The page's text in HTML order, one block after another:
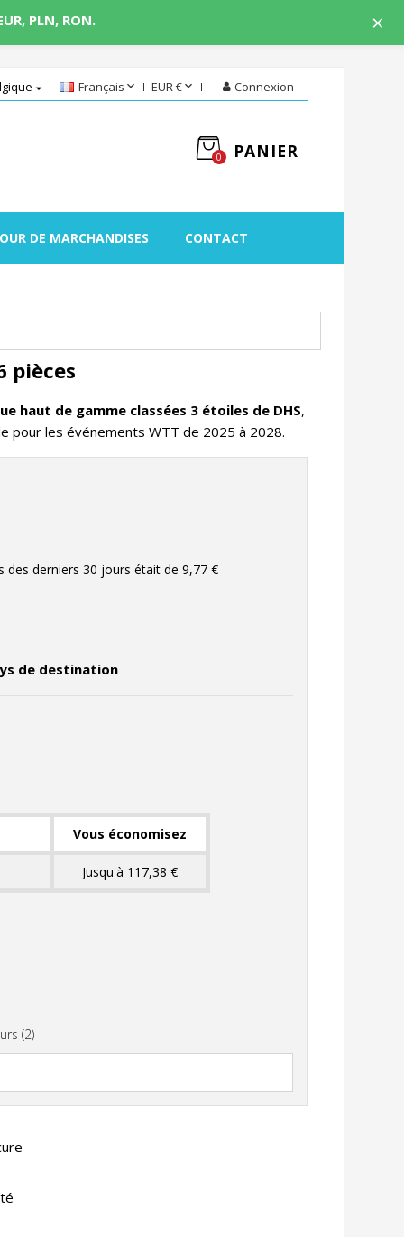
×
PLN, RON.
 Français EUR € Connexion
PANIER
0
DE MARCHANDISES CONTACT
pièces
haut de gamme classées 3 étoiles de DHS,
pour les événements WTT de 2025 à 2028.
des derniers 30 jours était de9,77 €
de destination
Vous économisez
Jusqu'à 117,38 €
(2)